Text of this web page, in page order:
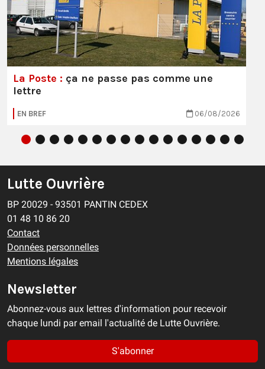
La Poste : ça ne passe pas comme une
lettre
EN BREF 06/08/2026
Lutte Ouvrière
BP 20029 - 93501 PANTIN CEDEX
01 48 10 86 20
Contact
Données personnelles
Mentions légales
Newsletter
Abonnez-vous aux lettres d'information pour recevoir
chaque lundi par email l'actualité de Lutte Ouvrière.
S'abonner